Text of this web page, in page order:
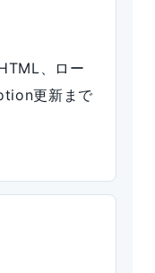
、ロー
更新まで